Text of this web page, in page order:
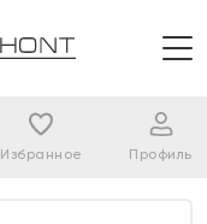
Избранное Профиль